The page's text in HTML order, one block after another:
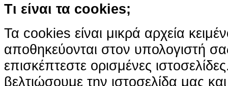
Τι είναι τα cookies;
Τα cookies είναι μικρά αρχεία
αποθηκεύονται στον υπολογιστή
επισκέπτεστε ορισμένες
βελτιώσουμε την ιστοσελίδα μας